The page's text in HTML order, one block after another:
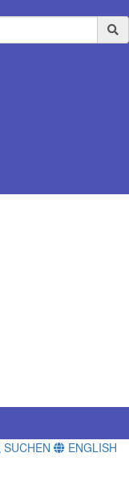
SUCHEN ENGLISH